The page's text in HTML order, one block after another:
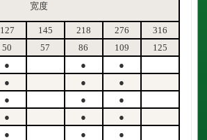
宽度
127 145 218 276
316
50 57 86 109
125
● ●
●
● ●
●
● ●
●
● ●
●
● ●
●